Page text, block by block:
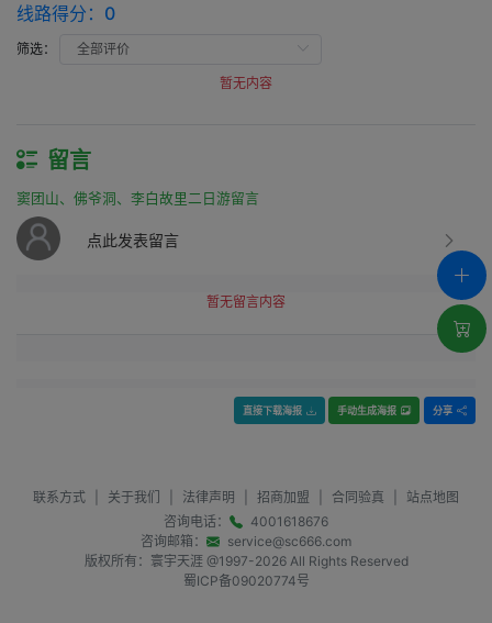
线路得分： 0
筛选：
暂无内容
留言
窦团山、佛爷洞、李白故里二日游留言
点此发表留言
暂无留言内容
直接下载海报 手动生成海报 分享
联系方式 关于我们 法律声明 招商加盟 合同验真
站点地图
咨询电话：
4001618676
咨询邮箱：
service@sc666.com
版权所有：寰宇天涯 @1997-2026All Rights Reserved
蜀ICP备09020774号